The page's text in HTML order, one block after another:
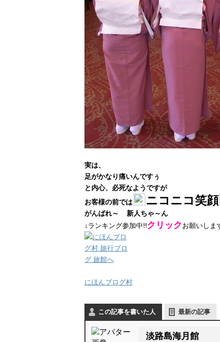
実は、
足がかなり痛いんですぅ
と内心、 必死なようですが
お客様の前では
ニコニコ笑顔
がんばれ～
新人ちゃ～ん
↓ランキング参加中!!クリックお願いしま
にほんブログ村
この記事を書いた人 最新の記事
淡路島海月館